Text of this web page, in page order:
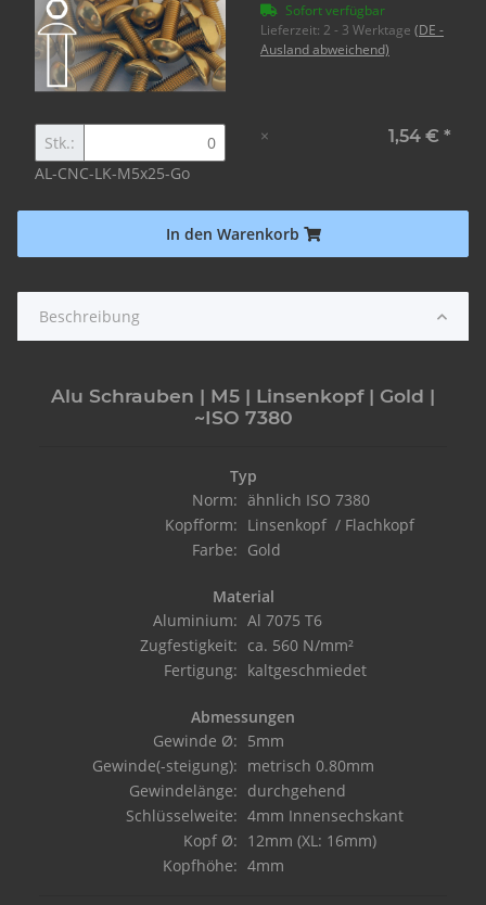
Sofort verfügbar
Lieferzeit: 2 - 3 Werktage (DE -
Ausland abweichend)
Stk.:
AL-CNC-LK-M5x25-Go
× 1,54 € *
In den Warenkorb
Beschreibung
Alu Schrauben | M5 | Linsenkopf | Gold |
~ISO 7380
Typ
Norm: ähnlich ISO 7380
Kopfform: Linsenkopf / Flachkopf
Farbe: Gold
Material
Aluminium: Al 7075 T6
Zugfestigkeit: ca. 560 N/mm²
Fertigung: kaltgeschmiedet
Abmessungen
Gewinde Ø: 5mm
Gewinde(-steigung): metrisch 0.80mm
Gewindelänge: durchgehend
Schlüsselweite: 4mm Innensechskant
Kopf Ø: 12mm (XL: 16mm)
Kopfhöhe: 4mm